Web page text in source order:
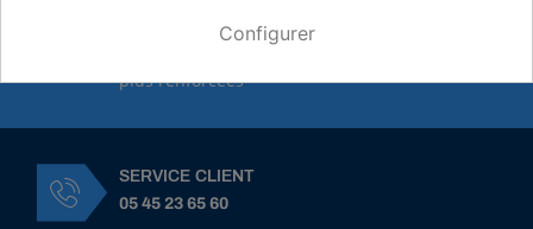
PAIEMENTS SÉCURISÉS
plus renforcées
SERVICE CLIENT
05 45 23 65 60
Configurer